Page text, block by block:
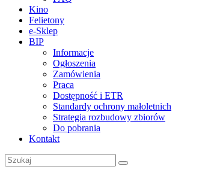
Kino
Felietony
e-Sklep
BIP
Informacje
Ogłoszenia
Zamówienia
Praca
Dostępność i ETR
Standardy ochrony małoletnich
Strategia rozbudowy zbiorów
Do pobrania
Kontakt